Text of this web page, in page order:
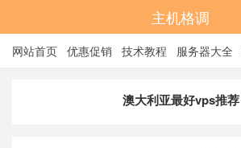
主机格调
网站首页 优惠促销 技术教程 服务器大全
澳大利亚最好vps推荐